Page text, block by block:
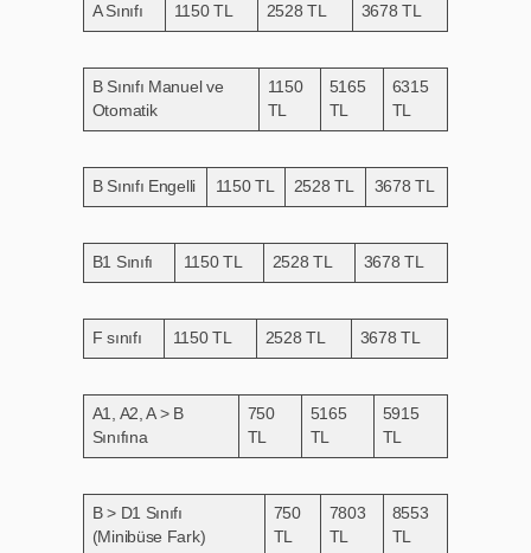
A Sınıfı 1150 TL 2528 TL 3678 TL
B Sınıfı Manuel ve
Otomatik
1150
TL
5165
TL
6315
TL
B Sınıfı Engelli 1150 TL 2528 TL 3678 TL
B1 Sınıfı 1150 TL 2528 TL 3678 TL
F sınıfı 1150 TL 2528 TL 3678 TL
A1, A2, A > B
Sınıfına
750
TL
5165
TL
5915
TL
B > D1 Sınıfı
(Minibüse Fark)
750
TL
7803
TL
8553
TL